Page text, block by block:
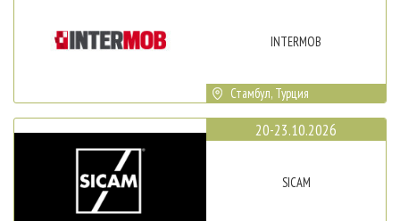
INTERMOB
Стамбул, Турция
20-23.10.2026
SICAM